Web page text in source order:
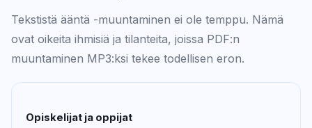
Tekstistä ääntä -muuntaminen ei ole temppu. Nämä
ovat oikeita ihmisiä ja tilanteita, joissa PDF:n
muuntaminen MP3:ksi tekee todellisen eron.
Opiskelijat ja oppijat